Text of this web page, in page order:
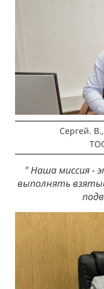
Сергей.
" Наша миссия -
выполнять